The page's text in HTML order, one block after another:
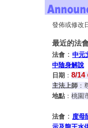
發佈或修改
最近的法
法會 ： 中元
中陰身解說
日期 ： 8/14
主法上師 ：
地點 ： 桃園
法會 ： 度母